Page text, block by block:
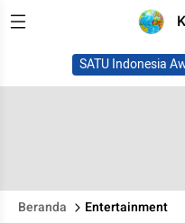
SATU Indonesia
Beranda Entertainment